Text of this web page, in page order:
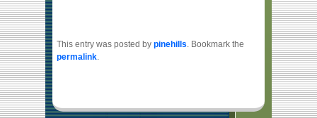
This entry was posted by pinehills . Bookmark the
permalink.